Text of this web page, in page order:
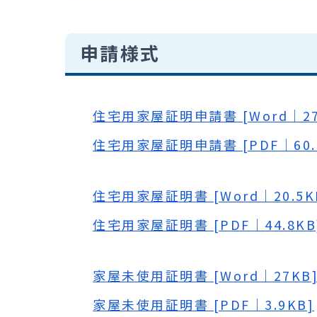
申請様式
住宅用家屋証明申請書 [Word｜
住宅用家屋証明申請書 [PDF｜
住宅用家屋証明書 [Word｜
住宅用家屋証明書 [PDF｜
家屋未使用証明書 [Word｜27KB]
家屋未使用証明書 [PDF｜3.9KB]